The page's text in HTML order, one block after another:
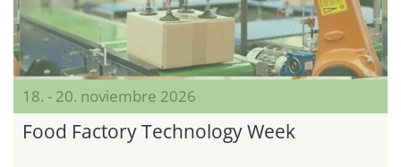
18. - 20. noviembre 2026
Food Factory Technology Week